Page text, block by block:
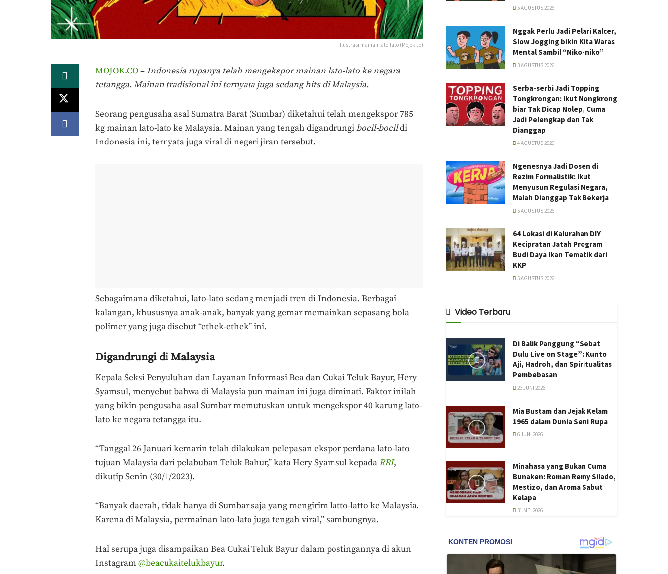
Ilustrasi mainan lato-lato (Mojok.co)
MOJOK.CO– Indonesia rupanya telah mengekspor mainan lato-lato ke negara
tetangga. Mainan tradisional ini ternyata juga sedang hits di Malaysia.
Seorang pengusaha asal Sumatra Barat (Sumbar) diketahui telah mengekspor 785
kg mainan lato-lato ke Malaysia. Mainan yang tengah digandrungibocil-bocildi
Indonesia ini, ternyata juga viral di negeri jiran tersebut.
Sebagaimana diketahui, lato-lato sedang menjadi tren di Indonesia. Berbagai
kalangan, khususnya anak-anak, banyak yang gemar memainkan sepasang bola
polimer yang juga disebut “ethek-ethek” ini.
Digandrungi di Malaysia
Kepala Seksi Penyuluhan dan Layanan Informasi Bea dan Cukai Teluk Bayur, Hery
Syamsul, menyebut bahwa di Malaysia pun mainan ini juga diminati. Faktor inilah
yang bikin pengusaha asal Sumbar memutuskan untuk mengekspor 40 karung lato-
lato ke negara tetangga itu.
“Tanggal 26 Januari kemarin telah dilakukan pelepasan ekspor perdana lato-lato
tujuan Malaysia dari pelabuban Teluk Bahur,” kata Hery Syamsul kepada RRI,
dikutip Senin (30/1/2023).
“Banyak daerah, tidak hanya di Sumbar saja yang mengirim latto-latto ke Malaysia.
Karena di Malaysia, permainan lato-lato juga tengah viral,” sambungnya.
Hal serupa juga disampaikan Bea Cukai Teluk Bayur dalam postingannya di akun
Instagram@beacukaitelukbayur.
5 AGUSTUS 2026
Nggak Perlu Jadi Pelari Kalcer,
Slow Jogging bikin Kita Waras
Mental Sambil “Niko-niko”
3 AGUSTUS 2026
Serba-serbi Jadi Topping
Tongkrongan: Ikut Nongkrong
biar Tak Dicap Nolep, Cuma
Jadi Pelengkap dan Tak
Dianggap
4 AGUSTUS 2026
Ngenesnya Jadi Dosen di
Rezim Formalistik: Ikut
Menyusun Regulasi Negara,
Malah Dianggap Tak Bekerja
5 AGUSTUS 2026
64 Lokasi di Kalurahan DIY
Kecipratan Jatah Program
Budi Daya Ikan Tematik dari
KKP
5 AGUSTUS 2026
Video Terbaru
Di Balik Panggung “Sebat
Dulu Live on Stage”: Kunto
Aji, Hadroh, dan Spiritualitas
Pembebasan
23 JUNI 2026
Mia Bustam dan Jejak Kelam
1965 dalam Dunia Seni Rupa
6 JUNI 2026
Minahasa yang Bukan Cuma
Bunaken: Roman Remy Silado,
Mestizo, dan Aroma Sabut
Kelapa
31 MEI 2026